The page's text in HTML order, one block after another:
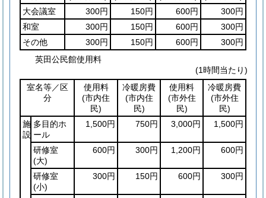
大会議室
300円 150円 600円
300円
和室
300円 150円 600円
300円
その他
300円 150円 600円
300円
英田公民館使用料
(1時間当たり)
室名等／区
分
使用料
(市内住
民)
冷暖房費
(市内住
民)
使用料
(市外住
民)
冷暖房費
(市外住
民)
施
設
多目的ホ
ール
1,500円 750円 3,000円 1,500円
研修室
(大)
600円 300円 1,200円 600円
研修室
(小)
300円 150円 600円 300円